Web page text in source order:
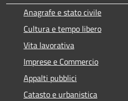
Anagrafe e stato civile
Cultura e tempo libero
Vita lavorativa
Imprese e Commercio
Appalti pubblici
Catasto e urbanistica